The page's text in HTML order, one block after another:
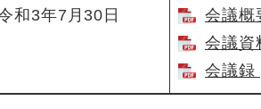
和3年7月30日
会議概
会議資
会議録